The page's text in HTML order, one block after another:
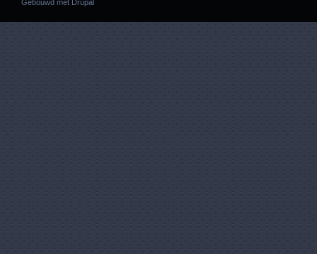
Gebouwd met Drupal